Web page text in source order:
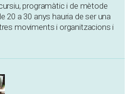
programàtic i de mètode
20 a 30 anys hauria de ser una
moviments i organitzacions i